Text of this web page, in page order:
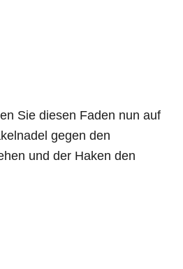
Sie diesen Faden nun auf
gegen den
und der Haken den